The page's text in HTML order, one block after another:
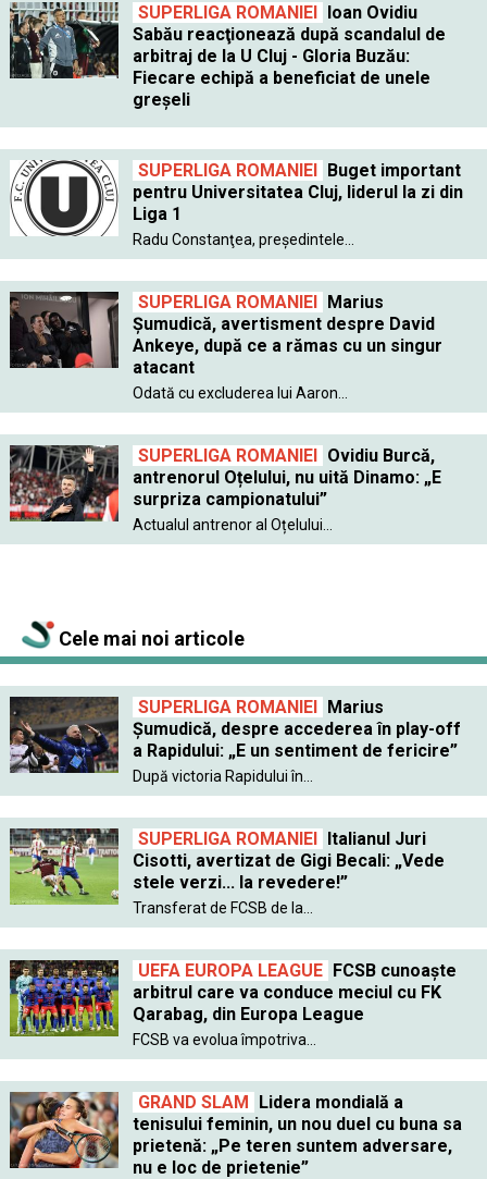
SUPERLIGA ROMANIEI Ioan Ovidiu
Sabău reacţionează după scandalul de
arbitraj de la U Cluj - Gloria Buzău:
Fiecare echipă a beneficiat de unele
greşeli
SUPERLIGA ROMANIEI Buget important
pentru Universitatea Cluj, liderul la zi din
Liga 1
Radu Constanţea, preşedintele...
SUPERLIGA ROMANIEI Marius
Şumudică, avertisment despre David
Ankeye, după ce a rămas cu un singur
atacant
Odată cu excluderea lui Aaron...
SUPERLIGA ROMANIEI Ovidiu Burcă,
antrenorul Oțelului, nu uită Dinamo: „E
surpriza campionatului”
Actualul antrenor al Oțelului...
Cele mai noi articole
SUPERLIGA ROMANIEI Marius
Șumudică, despre accederea în play-off
a Rapidului: „E un sentiment de fericire”
După victoria Rapidului în...
SUPERLIGA ROMANIEI Italianul Juri
Cisotti, avertizat de Gigi Becali: „Vede
stele verzi... la revedere!”
Transferat de FCSB de la...
UEFA EUROPA LEAGUE FCSB cunoaște
arbitrul care va conduce meciul cu FK
Qarabag, din Europa League
FCSB va evolua împotriva...
GRAND SLAM Lidera mondială a
tenisului feminin, un nou duel cu buna sa
prietenă: „Pe teren suntem adversare,
nu e loc de prietenie”